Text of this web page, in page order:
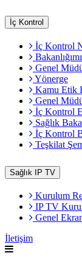
İç Kontrol
İç Kontrol
Genel
Yönerge
Kamu Etik
Genel
İç Kontrol
Sağlık
İç Kontrol
Teşkilat
Sağlık IP TV
Kurulum
IP TV
Genel
İletişim